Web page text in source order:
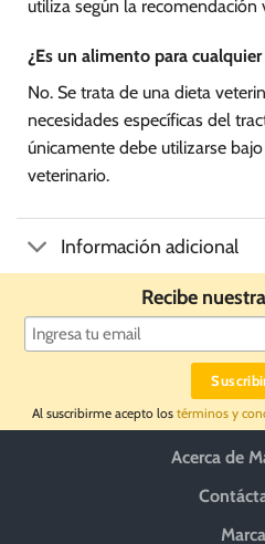
utiliza según la recomendación
¿Es un alimento para
No. Se trata de una dieta
necesidades específicas del
únicamente debe utilizarse
veterinario.
Información adicional
Recibe
Al suscribirme acepto los términos y
Acerca de